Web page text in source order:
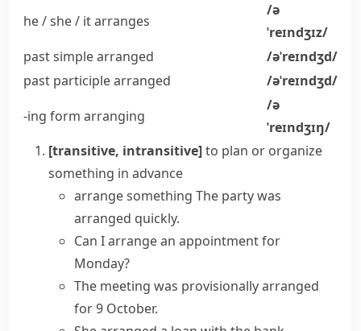
he / she / itarranges
/ə
ˈreɪndʒɪz/
past simplearranged
/əˈreɪndʒd/
past participlearranged
/əˈreɪndʒd/
-ing form arranging
/ə
ˈreɪndʒɪŋ/
[transitive, intransitive]to plan or organize
something in advance
arrange something The party was
arranged quickly.
Can I arrange an appointment for
Monday?
The meeting was provisionallyarranged
for 9 October.